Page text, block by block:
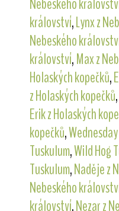
království,Lynx z
Nebeského
království,Max z
Holaských kopečků,
z Holaských kopečků,
Erik z Holaských
kopečků,
Tuskulum,Wild Hog
Tuskulum,Naděje z
Nebeského
království,Nezar z